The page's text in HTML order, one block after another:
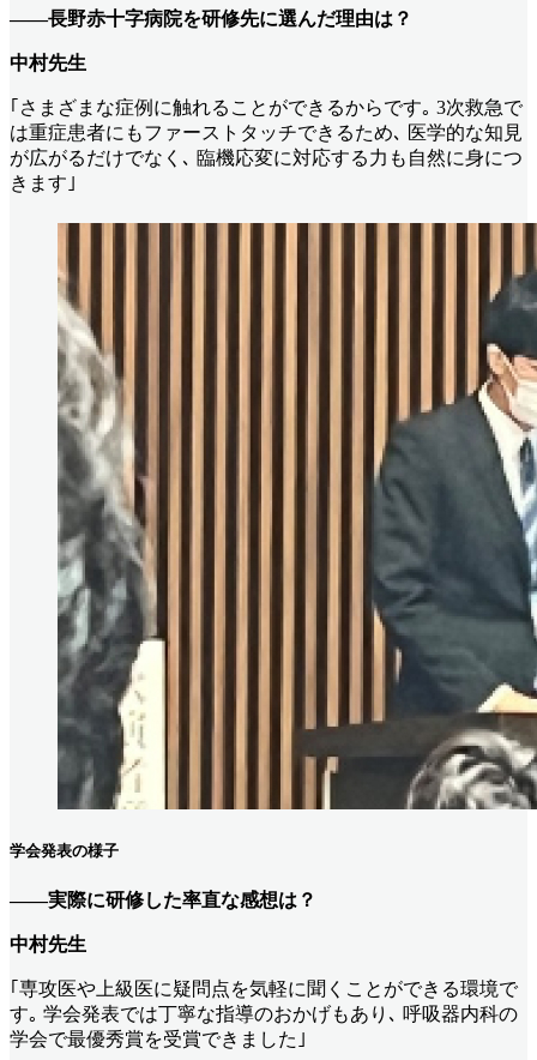
――長野赤十字病院を研修先に選んだ理由は？
中村先生
｢さまざまな症例に触れることができるからです｡ 3次救急で
は重症患者にもファーストタッチできるため､ 医学的な知見
が広がるだけでなく､ 臨機応変に対応する力も自然に身につ
きます｣
学会発表の様子
――実際に研修した率直な感想は？
中村先生
｢専攻医や上級医に疑問点を気軽に聞くことができる環境で
す｡ 学会発表では丁寧な指導のおかげもあり､ 呼吸器内科の
学会で最優秀賞を受賞できました｣